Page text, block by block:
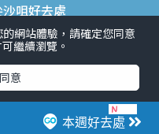
本週好去處
沙咀好去處
處 旺角好去處 社會
食社群熱話
程式
#限時搶
網站體驗，請確定您同意
繼續瀏覽。
意